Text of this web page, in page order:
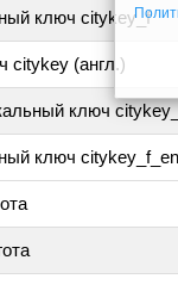
ключ citykey_f
citykey (англ.)
ключ
ключ citykey_f_en